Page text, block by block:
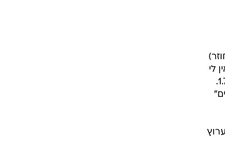
(שידור חוזר)
ערוץ עשר: "אין לי
ארץ אחרת" עם 4.5%, "לעוף על המיליון" (שידור חוזר) הניבה 3.7% ו"סוף עידן התמימות" עם 1.7%.
באים"
ברשת הניבה 3.6%, (בסה"כ 10.7%). בערוץ